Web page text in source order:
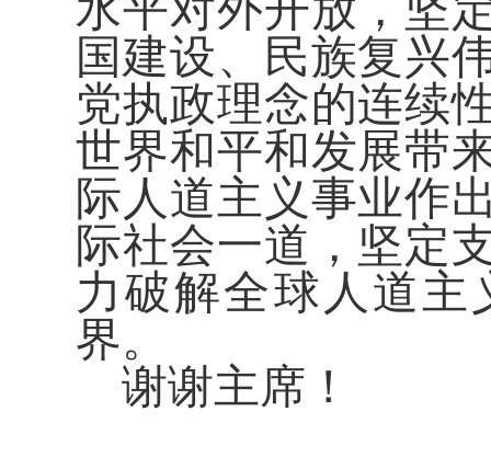
国建设、民族复兴
党执政理念的连续
世界和平和发展带
际人道主义事业作
际社会一道，坚定
力破解全球人道主
界。
谢谢主席！